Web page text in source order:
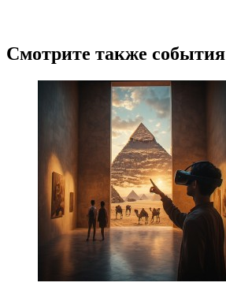
Смотрите также события